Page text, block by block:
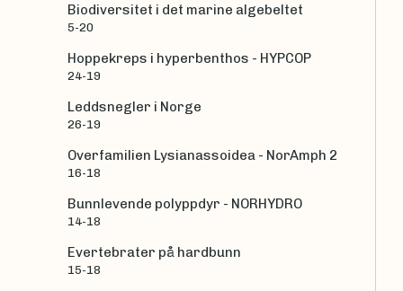
Biodiversitet i det marine algebeltet
5-20
Hoppekreps i hyperbenthos - HYPCOP
24-19
Leddsnegler i Norge
26-19
Overfamilien Lysianassoidea - NorAmph 2
16-18
Bunnlevende polyppdyr - NORHYDRO
14-18
Evertebrater på hardbunn
15-18